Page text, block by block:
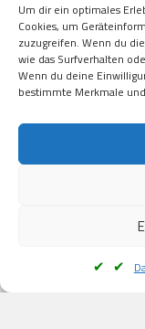
Um dir ein optimales
Cookies, um
zuzugreifen. Wenn du
wie das Surfverhalten
Wenn du deine
bestimmte Merkmale
Kauf auf
Klarna
American